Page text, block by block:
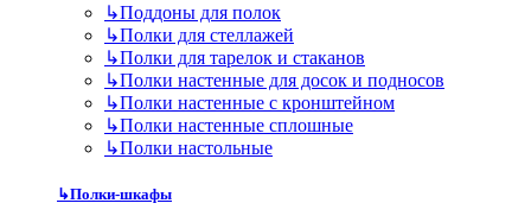
↳Поддоны для полок
↳Полки для стеллажей
↳Полки для тарелок и стаканов
↳Полки настенные для досок и подносов
↳Полки настенные с кронштейном
↳Полки настенные сплошные
↳Полки настольные
↳Полки-шкафы